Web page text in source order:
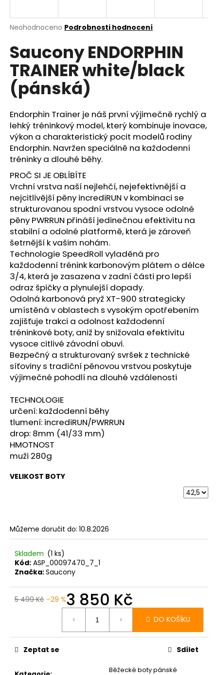
Průměrné
produktu
je
0,0
5
hvězdiček.
Neohodnoceno Podrobnosti hodnocení
Saucony ENDORPHIN
TRAINER white/black
(pánská)
Endorphin Trainer je náš první výjimečně rychlý a
lehký tréninkový model, který kombinuje inovace,
výkon a charakteristický pocit modelů rodiny
Endorphin. Navržen speciálně na každodenní
tréninky a dlouhé běhy.
PROČ SI JE OBLÍBÍTE
Vrchní vrstva naší nejlehčí, nejefektivnější a
nejcitlivější pěny incrediRUN v kombinaci se
strukturovanou spodní vrstvou vysoce odolné
pěny PWRRUN přináší jedinečnou efektivitu na
stabilní a odolné platformě, která je zároveň
šetrnější k vašim nohám.
Technologie SpeedRoll vyladěná pro
každodenní trénink karbonovým plátem o délce
3/4, která je zasazena v zadní části pro lepší
odraz špičky a plynulejší dopady.
Odolná karbonová pryž XT-900 strategicky
umístěná v oblastech s vysokým opotřebením
zajišťuje trakci a odolnost každodenní
tréninkové boty, aniž by snižovala efektivitu
vysoce citlivé závodní obuvi.
Bezpečný a strukturovaný svršek z technické
síťoviny s tradiční pěnovou vrstvou poskytuje
výjimečné pohodlí na dlouhé vzdálenosti
TECHNOLOGIE
určení: každodenní běhy
tlumení: incrediRUN/PWRRUN
drop: 8mm (41/33 mm)
HMOTNOST
muži 280g
VELIKOST BOTY
Můžeme doručit do: 10.8.2026
Skladem (1 ks)
Kód: ASP_00097470_7_1
Značka:Saucony
5 499 Kč –29 %3 850 Kč
DO KOŠÍKU
Běžecké boty pánské
Zeptat se Sdílet
j
t
?
HLEDAT
D
o
p
o
r
u
č
u
j
e
m
e
BOTY
CRAFT
ENDURANCE
3
-
BÍLÁ
3
990
Kč